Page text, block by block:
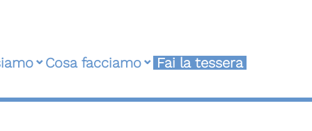
Cosa facciamo Fai la tessera